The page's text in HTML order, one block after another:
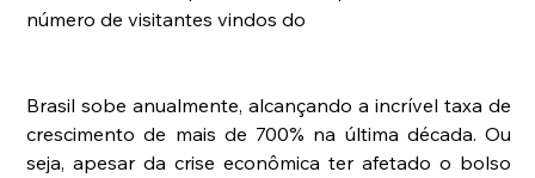
número de visitantes vindos do
Brasil sobe anualmente, alcançando a incrível taxa de
crescimento de mais de 700% na última década. Ou
seja, apesar da crise econômica ter afetado o bolso